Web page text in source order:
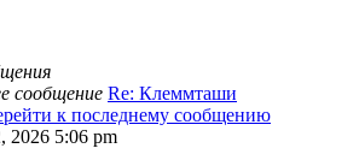
сообщение Re: Клеммташи
к последнему сообщению
2026 5:06 pm